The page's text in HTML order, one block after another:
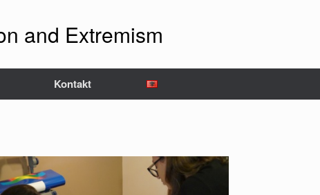
and Extremism
Kontakt